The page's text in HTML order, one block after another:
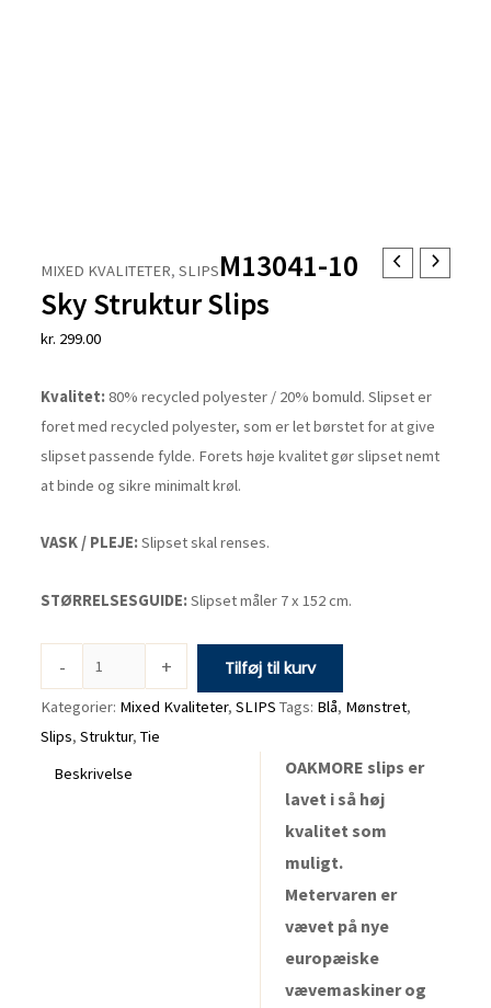
MIXED KVALITETER,SLIPSM13041-10
Sky Struktur Slips
kr. 299.00
Kvalitet: 80% recycled polyester / 20% bomuld. Slipset er
foret med recycled polyester, som er let børstet for at give
slipset passende fylde. Forets høje kvalitet gør slipset nemt
at binde og sikre minimalt krøl.
VASK / PLEJE: Slipset skal renses.
STØRRELSESGUIDE: Slipset måler 7 x 152 cm.
-
10
Sky
Struktur
antal
+ Tilføj til kurv
Kategorier: Mixed Kvaliteter,SLIPS Tags: Blå, Mønstret,
Slips,Struktur,Tie
Beskrivelse
OAKMORE slips er
lavet i så høj
kvalitet som
muligt.
Metervaren er
vævet på nye
europæiske
vævemaskiner og